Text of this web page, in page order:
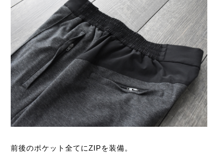
前後のポケット全てにZIPを装備。